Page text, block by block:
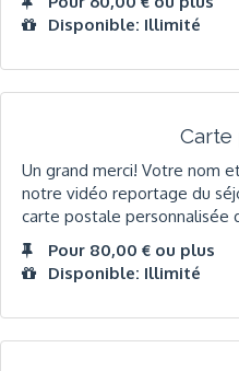
Disponible: Illimité
Carte
Un grand merci! Votre nom
notre vidéo reportage du
carte postale personnalisée
Pour 80,00 € ou plus
Disponible: Illimité